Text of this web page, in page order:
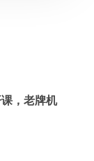
，老牌机